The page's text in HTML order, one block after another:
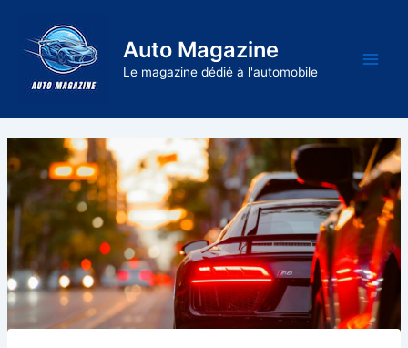
contenu
Auto Magazine
Le magazine dédié à l'automobile